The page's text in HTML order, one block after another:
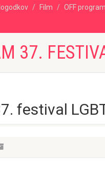
Film OFF
37.
festival